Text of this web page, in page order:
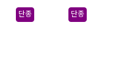
단종 단종